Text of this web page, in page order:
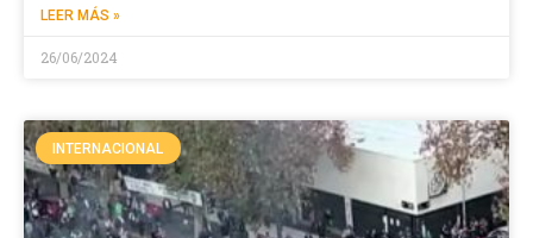
LEER MÁS »
26/06/2024
INTERNACIONAL